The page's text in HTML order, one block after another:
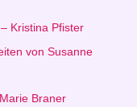
Kristina Pfister
von Susanne
Braner